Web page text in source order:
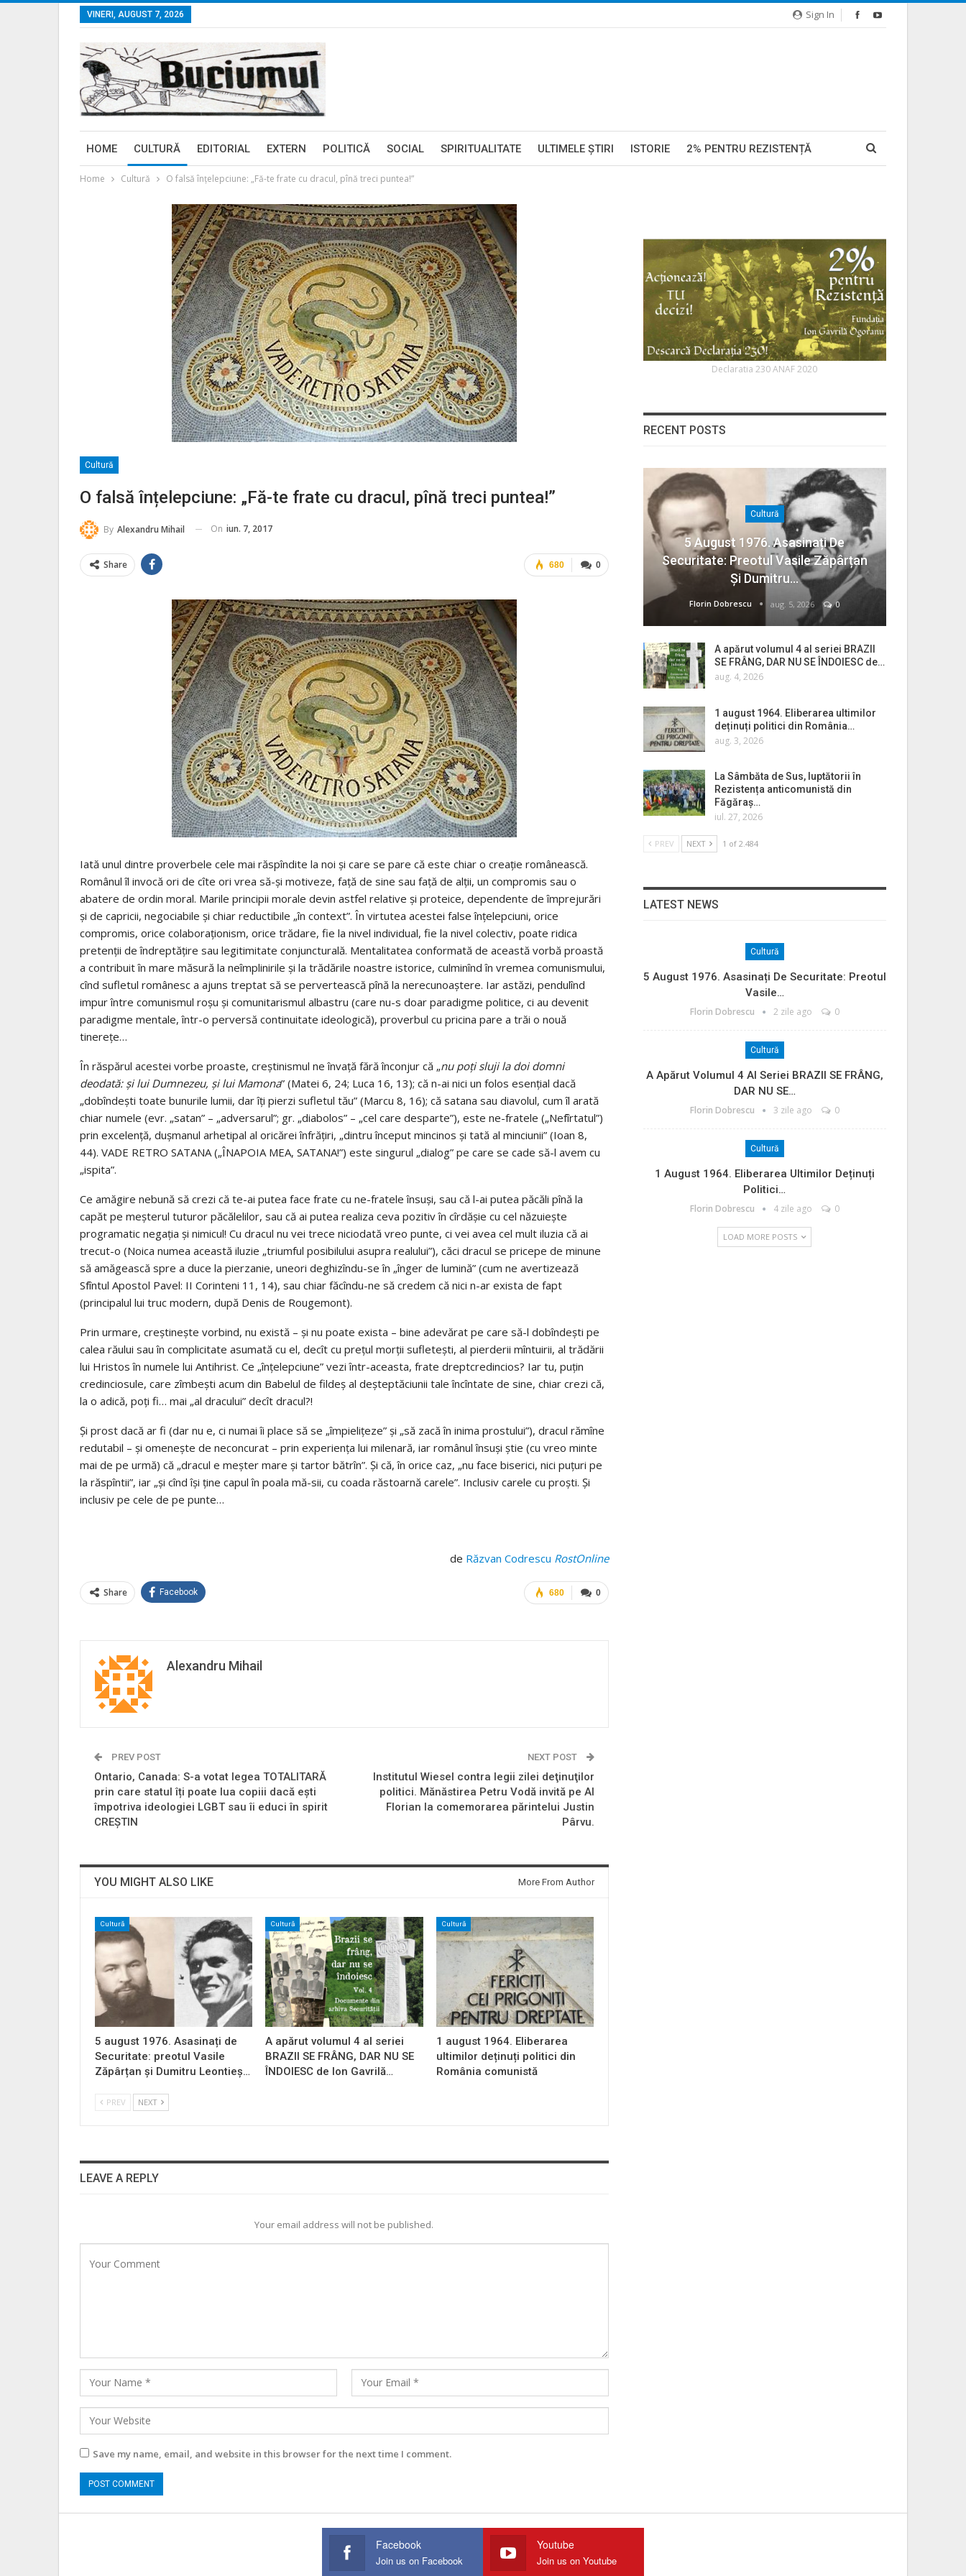
Sign In
VINERI, AUGUST 7, 2026
HOME CULTURĂ EDITORIAL EXTERN POLITICĂ SOCIAL SPIRITUALITATE ULTIMELE ŞTIRI ISTORIE 2% PENTRU REZISTENȚĂ
Home Cultură O falsă înțelepciune: „Fă-te frate cu dracul, pînă treci puntea!”
Cultură
O falsă înțelepciune: „Fă-te frate cu dracul, pînă treci puntea!”
By Alexandru Mihail On iun. 7, 2017
0
680
Share
Iată unul dintre proverbele cele mai răspîndite la noi şi care se pare că este chiar o creaţie românească.
Românul îl invocă ori de cîte ori vrea să-şi motiveze, faţă de sine sau faţă de alţii, un compromis sau o
abatere de ordin moral. Marile principii morale devin astfel relative şi proteice, dependente de împrejurări
şi de capricii, negociabile şi chiar reductibile „în context”. În virtutea acestei false înţelepciuni, orice
compromis, orice colaboraţionism, orice trădare, fie la nivel individual, fie la nivel colectiv, poate ridica
pretenţii de îndreptăţire sau legitimitate conjuncturală. Mentalitatea conformată de această vorbă proastă
a contribuit în mare măsură la neîmplinirile şi la trădările noastre istorice, culminînd în vremea comunismului,
cînd sufletul românesc a ajuns treptat să se pervertească pînă la nerecunoaştere. Iar astăzi, pendulînd
impur între comunismul roşu şi comunitarismul albastru (care nu-s doar paradigme politice, ci au devenit
paradigme mentale, într-o perversă continuitate ideologică), proverbul cu pricina pare a trăi o nouă
tinereţe…
În răspărul acestei vorbe proaste, creştinismul ne învaţă fără înconjur că „nu poţi sluji la doi domni
deodată: şi lui Dumnezeu, şi lui Mamona” (Matei 6, 24; Luca 16, 13); că n-ai nici un folos esenţial dacă
„dobîndeşti toate bunurile lumii, dar îţi pierzi sufletul tău” (Marcu 8, 16); că satana sau diavolul, cum îl arată
chiar numele (evr. „satan” – „adversarul”; gr. „diabolos” – „cel care desparte”), este ne-fratele („Nefîrtatul”)
prin excelenţă, duşmanul arhetipal al oricărei înfrăţiri, „dintru început mincinos şi tată al minciunii” (Ioan 8,
44). VADE RETRO SATANA („ÎNAPOIA MEA, SATANA!”) este singurul „dialog” pe care se cade să-l avem cu
„ispita”.
Ce amăgire nebună să crezi că te-ai putea face frate cu ne-fratele însuşi, sau că l-ai putea păcăli pînă la
capăt pe meşterul tuturor păcălelilor, sau că ai putea realiza ceva pozitiv în cîrdăşie cu cel năzuiește
programatic negația și nimicul! Cu dracul nu vei trece niciodată vreo punte, ci vei avea cel mult iluzia că ai
trecut-o (Noica numea această iluzie „triumful posibilului asupra realului”), căci dracul se pricepe de minune
să amăgească spre a duce la pierzanie, uneori deghizîndu-se în „înger de lumină” (cum ne avertizează
Sfîntul Apostol Pavel: II Corinteni 11, 14), sau chiar făcîndu-ne să credem că nici n-ar exista de fapt
(principalul lui truc modern, după Denis de Rougemont).
Prin urmare, creştineşte vorbind, nu există – şi nu poate exista – bine adevărat pe care să-l dobîndeşti pe
calea răului sau în complicitate asumată cu el, decît cu preţul morţii sufleteşti, al pierderii mîntuirii, al trădării
lui Hristos în numele lui Antihrist. Ce „înţelepciune” vezi într-aceasta, frate dreptcredincios? Iar tu, puţin
credinciosule, care zîmbeşti acum din Babelul de fildeş al deşteptăciunii tale încîntate de sine, chiar crezi că,
la o adică, poţi fi… mai „al dracului” decît dracul?!
Şi prost dacă ar fi (dar nu e, ci numai îi place să se „împieliţeze” şi „să zacă în inima prostului”), dracul rămîne
redutabil – şi omeneşte de neconcurat – prin experienţa lui milenară, iar românul însuşi ştie (cu vreo minte
mai de pe urmă) că „dracul e meşter mare şi tartor bătrîn”. Şi că, în orice caz, „nu face biserici, nici puţuri pe
la răspîntii”, iar „şi cînd îşi ţine capul în poala mă-sii, cu coada răstoarnă carele”. Inclusiv carele cu proşti. Şi
inclusiv pe cele de pe punte…
de Răzvan Codrescu RostOnline
0
680
Share Facebook
Alexandru Mihail
PREV POST
Ontario, Canada: S-a votat legea TOTALITARĂ
prin care statul îți poate lua copiii dacă ești
împotriva ideologiei LGBT sau îi educi în spirit
CREȘTIN
NEXT POST
Institutul Wiesel contra legii zilei deţinuţilor
politici. Mănăstirea Petru Vodă invită pe Al
Florian la comemorarea părintelui Justin
Pârvu.
YOU MIGHT ALSO LIKE More From Author
Cultură
5 august 1976. Asasinați de
Securitate: preotul Vasile
Zăpârțan și Dumitru Leontieș…
Cultură
A apărut volumul 4 al seriei
BRAZII SE FRÂNG, DAR NU SE
ÎNDOIESC de Ion Gavrilă…
Cultură
1 august 1964. Eliberarea
ultimilor deținuți politici din
România comunistă
PREV NEXT
LEAVE A REPLY
Your email address will not be published.
Save my name, email, and website in this browser for the next time I comment.
Declaratia 230 ANAF 2020
RECENT POSTS
Cultură
5 August 1976. Asasinați De
Securitate: Preotul Vasile Zăpârțan
Și Dumitru…
Florin Dobrescu aug. 5, 2026 0
A apărut volumul 4 al seriei BRAZII
SE FRÂNG, DAR NU SE ÎNDOIESC de…
aug. 4, 2026
1 august 1964. Eliberarea ultimilor
deținuți politici din România…
aug. 3, 2026
La Sâmbăta de Sus, luptătorii în
Rezistența anticomunistă din
Făgăraș…
iul. 27, 2026
PREV NEXT 1 of 2.484
LATEST NEWS
Cultură
5 August 1976. Asasinați De Securitate: Preotul
Vasile…
Florin Dobrescu 2 zile ago 0
Cultură
A Apărut Volumul 4 Al Seriei BRAZII SE FRÂNG,
DAR NU SE…
Florin Dobrescu 3 zile ago 0
Cultură
1 August 1964. Eliberarea Ultimilor Deținuți
Politici…
Florin Dobrescu 4 zile ago 0
LOAD MORE POSTS
Facebook
Join us on Facebook
Youtube
Join us on Youtube